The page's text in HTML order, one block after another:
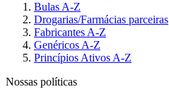
Bulas A-Z
Drogarias/Farmácias parceiras
Fabricantes A-Z
Genéricos A-Z
Princípios Ativos A-Z
Nossas políticas